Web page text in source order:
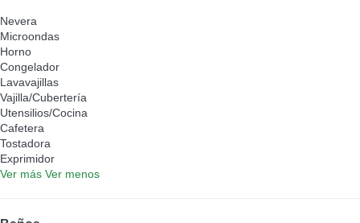
Nevera
Microondas
Horno
Congelador
Lavavajillas
Vajilla/Cubertería
Utensilios/Cocina
Cafetera
Tostadora
Exprimidor
Ver más Ver menos